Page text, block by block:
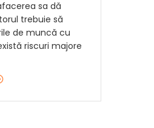
sa dă
trebuie să
de muncă cu
riscuri majore